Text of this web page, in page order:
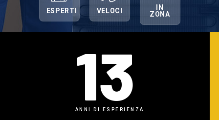
ESPERTI VELOCI
IN
ZONA
13
ANNI DI ESPERIENZA